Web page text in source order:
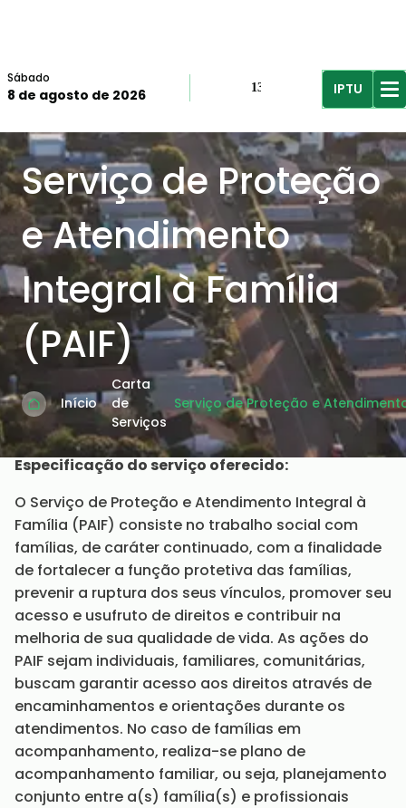
Sábado
8 de agosto de 2026 13º
R$61,96IPTU
Serviço de Proteção
e Atendimento
Integral à Família
(PAIF)
Início
Carta
de
Serviços
Serviço de Proteção e
Especificação do serviço oferecido:
O Serviço de Proteção e Atendimento Integral à
Família (PAIF) consiste no trabalho social com
famílias, de caráter continuado, com a finalidade
de fortalecer a função protetiva das famílias,
prevenir a ruptura dos seus vínculos, promover seu
acesso e usufruto de direitos e contribuir na
melhoria de sua qualidade de vida. As ações do
PAIF sejam individuais, familiares, comunitárias,
buscam garantir acesso aos direitos através de
encaminhamentos e orientações durante os
atendimentos. No caso de famílias em
acompanhamento, realiza-se plano de
acompanhamento familiar, ou seja, planejamento
conjunto entre a(s) família(s) e profissionais